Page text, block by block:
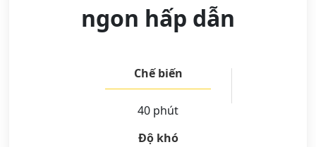
ngon hấp dẫn
Chế biến
40 phút
Độ khó